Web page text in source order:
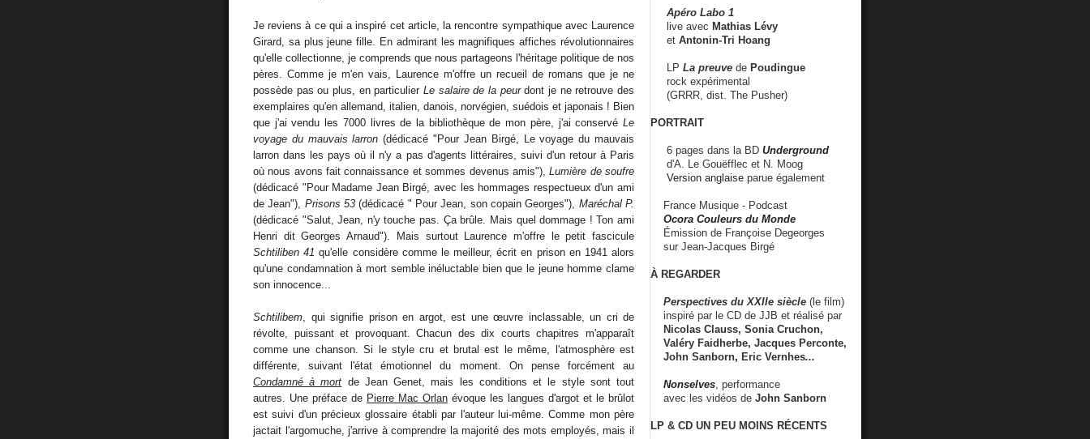
Je reviens à ce qui a inspiré cet article, la rencontre sympathique avec Laurence
Girard, sa plus jeune fille. En admirant les magnifiques affiches révolutionnaires
qu'elle collectionne, je comprends que nous partageons l'héritage politique de nos
pères. Comme je m'en vais, Laurence m'offre un recueil de romans que je ne
possède pas ou plus, en particulier Le salaire de la peurdont je ne retrouve des
exemplaires qu'en allemand, italien, danois, norvégien, suédois et japonais ! Bien
que j'ai vendu les 7000 livres de la bibliothèque de mon père, j'ai conservé Le
voyage du mauvais larron (dédicacé "Pour Jean Birgé, Le voyage du mauvais
larron dans les pays où il n'y a pas d'agents littéraires, suivi d'un retour à Paris
où nous avons fait connaissance et sommes devenus amis"),Lumière de soufre
(dédicacé "Pour Madame Jean Birgé, avec les hommages respectueux d'un ami
de Jean"), Prisons 53 (dédicacé " Pour Jean, son copain Georges"), Maréchal P.
(dédicacé "Salut, Jean, n'y touche pas. Ça brûle. Mais quel dommage ! Ton ami
Henri dit Georges Arnaud"). Mais surtout Laurence m'offre le petit fascicule
Schtiliben 41 qu'elle considère comme le meilleur, écrit en prison en 1941 alors
qu'une condamnation à mort semble inéluctable bien que le jeune homme clame
son innocence...
Schtilibem , qui signifie prison en argot, est une œuvre inclassable, un cri de
révolte, puissant et provoquant. Chacun des dix courts chapitres m'apparaît
comme une chanson. Si le style cru et brutal est le même, l'atmosphère est
différente, suivant l'état émotionnel du moment. On pense forcément au
Condamné à mort de Jean Genet, mais les conditions et le style sont tout
autres. Une préface de Pierre Mac Orlan évoque les langues d'argot et le brûlot
est suivi d'un précieux glossaire établi par l'auteur lui-même. Comme mon père
jactait l'argomuche, j'arrive à comprendre la majorité des mots employés, mais il
Apéro Labo 1
live avec Mathias Lévy
et Antonin-Tri Hoang
LP La preuve de Poudingue
rock expérimental
(GRRR, dist. The Pusher)
PORTRAIT
6 pages dans la BD Underground
d'A. Le Gouëfflec et N. Moog
Version anglaise parue également
France Musique - Podcast
Ocora Couleurs du Monde
Émission de Françoise Degeorges
sur Jean-Jacques Birgé
À REGARDER
Perspectives du XXIIe siècle (le film)
inspiré par le CD de JJB et réalisé par
Nicolas Clauss, Sonia Cruchon,
Valéry Faidherbe, Jacques Perconte,
John Sanborn, Eric Vernhes...
Nonselves , performance
avec les vidéos de John Sanborn
LP & CD UN PEU MOINS RÉCENTS